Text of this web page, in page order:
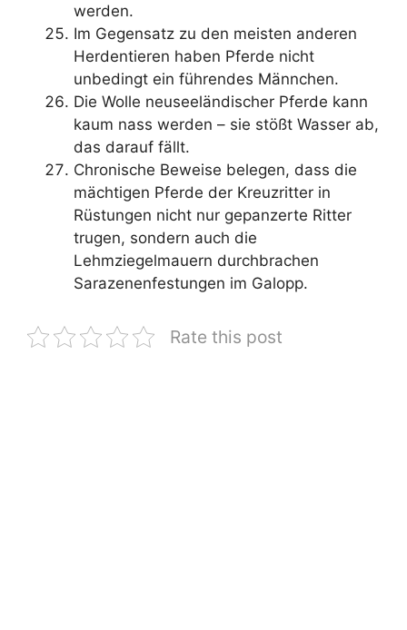
werden.
Im Gegensatz zu den meisten anderen
Herdentieren haben Pferde nicht
unbedingt ein führendes Männchen.
Die Wolle neuseeländischer Pferde kann
kaum nass werden – sie stößt Wasser ab,
das darauf fällt.
Chronische Beweise belegen, dass die
mächtigen Pferde der Kreuzritter in
Rüstungen nicht nur gepanzerte Ritter
trugen, sondern auch die
Lehmziegelmauern durchbrachen
Sarazenenfestungen im Galopp.
Rate this post